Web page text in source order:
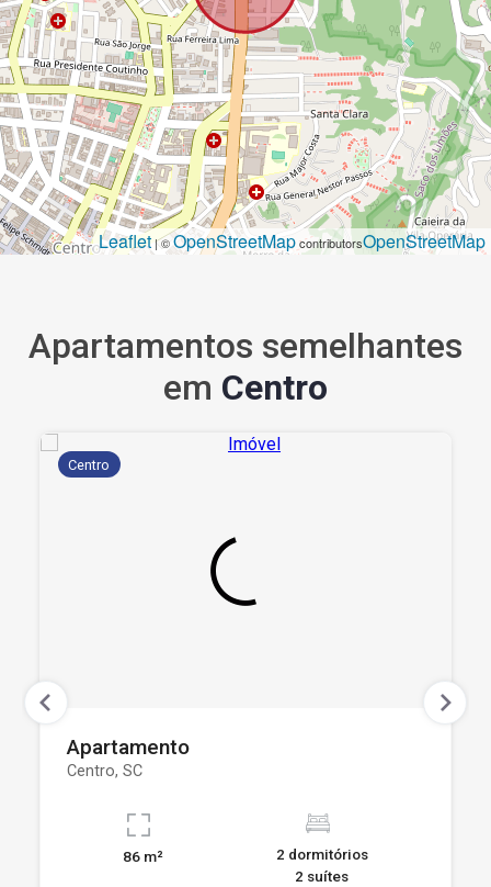
Leaflet| ©OpenStreetMapcontributorsOpenStreetMap
Apartamentos semelhantes
em Centro
Centro
Apartamento
Centro, SC
86 m²
2 dormitórios
2 suítes